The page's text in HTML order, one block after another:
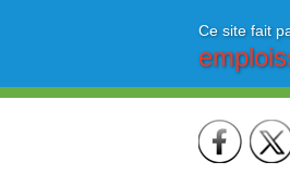
Ce site fait